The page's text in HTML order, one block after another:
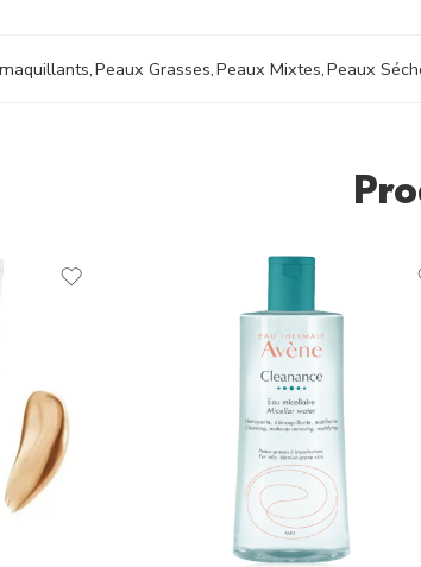
,Peaux Grasses,Peaux Mixtes,Peaux